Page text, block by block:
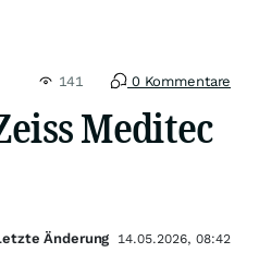
141 0 Kommentare
Meditec
Änderung 14.05.2026, 08:42